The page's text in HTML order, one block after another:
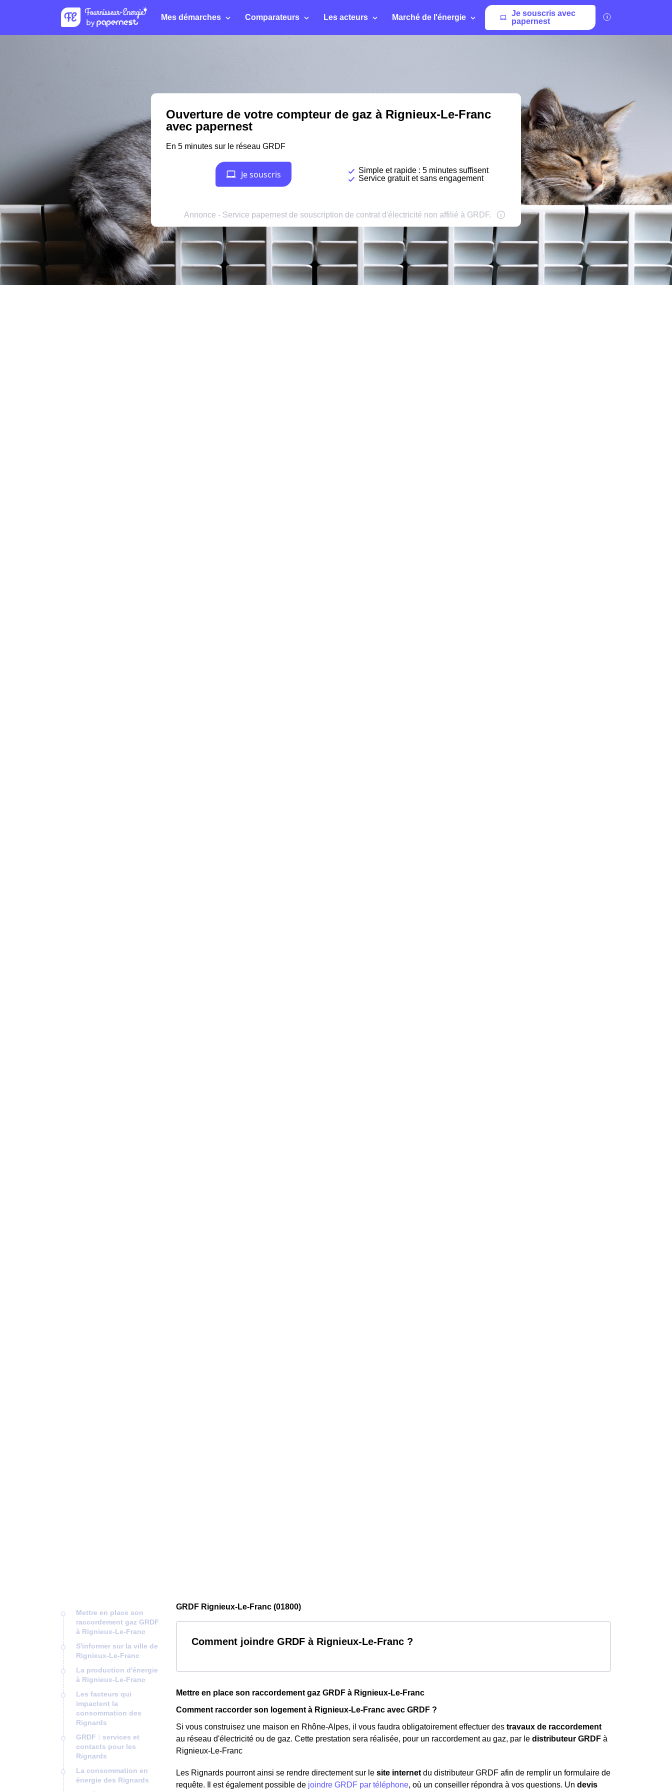
Mes démarches Comparateurs Les acteurs Marché de l'énergie
Je souscris avec
papernest
Mettre en place son
raccordement gaz GRDF
à Rignieux-Le-Franc
S'informer sur la ville de
Rignieux-Le-Franc
La production d'énergie
à Rignieux-Le-Franc
Les facteurs qui
impactent la
consommation des
Rignards
GRDF : services et
contacts pour les
Rignards
La consommation en
énergie des Rignards
GRDF Rignieux-Le-Franc (01800)
Comment joindre GRDF à Rignieux-Le-Franc ?
Mettre en place son raccordement gaz GRDF à Rignieux-Le-Franc
Comment raccorder son logement à Rignieux-Le-Franc avec GRDF ?
Si vous construisez une maison en Rhône-Alpes, il vous faudra obligatoirement effectuer des travaux de raccordement
au réseau d'électricité ou de gaz. Cette prestation sera réalisée, pour un raccordement au gaz, par le distributeur GRDF à
Rignieux-Le-Franc
Les Rignards pourront ainsi se rendre directement sur le site internet du distributeur GRDF afin de remplir un formulaire de
requête. Il est également possible de joindre GRDF par téléphone, où un conseiller répondra à vos questions. Un devis